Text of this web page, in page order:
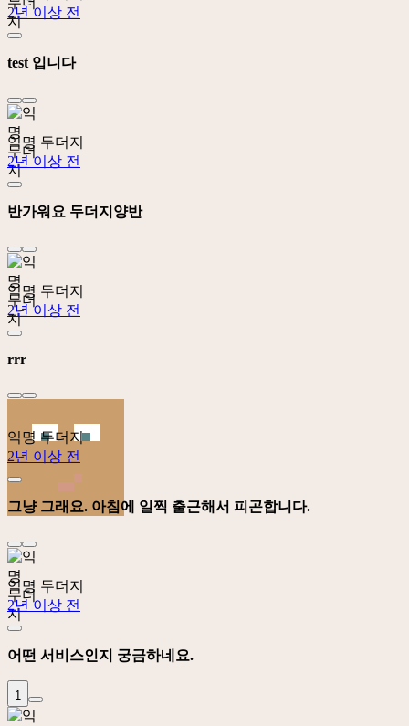
2년 이상 전
test 입니다
익명 두더지
2년 이상 전
반가워요 두더지양반
익명 두더지
2년 이상 전
rrr
익명 두더지
2년 이상 전
그냥 그래요. 아침에 일찍 출근해서 피곤합니다.
익명 두더지
2년 이상 전
어떤 서비스인지 궁금하네요.
1